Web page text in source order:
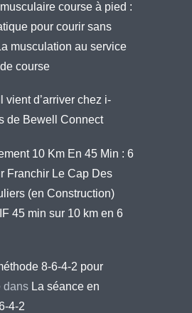
course à pied :
pour courir sans
musculation au service
course
Il vient d’arriver chez i-
de Bewell Connect
10 Km En 45 Min : 6
Franchir Le Cap Des
(en Construction)
45 min sur 10 km en 6
8-6-4-2 pour
dans La séance en
4-2